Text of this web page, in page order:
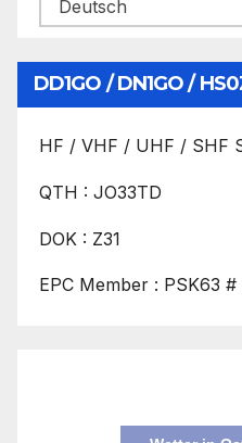
DD1GO / DN1GO /
HF / VHF / UHF / SHF
QTH : JO33TD
DOK : Z31
EPC Member : PSK63